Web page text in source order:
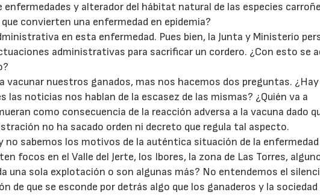
y alterador del hábitat natural de las especies
convierten una enfermedad en epidemia?
en esta enfermedad. Pues bien, la Junta y Ministerio
administrativas para sacrificar un cordero. ¿Con esto se
vacunar nuestros ganados, mas nos hacemos dos preguntas. ¿Hay
las noticias nos hablan de la escasez de las mismas? ¿Quién va a
como consecuencia de la reacción adversa a la vacuna dado
no ha sacado orden ni decreto que regula tal aspecto.
no sabemos los motivos de la auténtica situación de la enfermedad
focos en el Valle del Jerte, los Ibores, la zona de Las Torres,
una sola explotación o son algunas más? No entendemos el
de que se esconde por detrás algo que los ganaderos y la sociedad